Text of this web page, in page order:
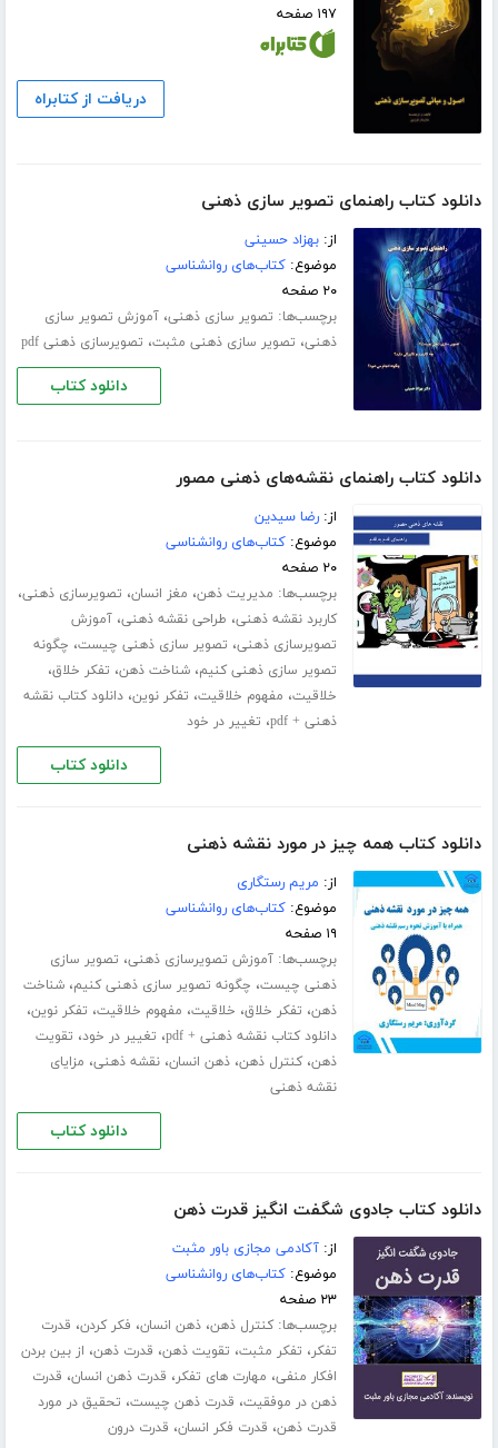
۱۹۷ صفحه
دریافت از کتابراه
دانلود کتاب راهنمای تصویر سازی ذهنی
از:بهزاد حسینی
موضوع:کتاب‌های روانشناسی
۲۰ صفحه
برچسب‌ها: تصویر سازی ذهنی،آموزش تصویر سازی
ذهنی، تصویر سازی ذهنی مثبت، تصویرسازی ذهنی pdf
دانلود کتاب
دانلود کتاب راهنمای نقشه‌های ذهنی مصور
از:رضا سیدین
موضوع:کتاب‌های روانشناسی
۲۰ صفحه
برچسب‌ها: مدیریت ذهن، مغز انسان، تصویرسازی ذهنی،
کاربرد نقشه ذهنی، طراحی نقشه ذهنی،آموزش
تصویرسازی ذهنی، تصویر سازی ذهنی چیست، چگونه
تصویر سازی ذهنی کنیم،شناخت ذهن، تفکر خلاق،
خلاقیت، مفهوم خلاقیت، تفکر نوین،دانلود کتاب نقشه
ذهنی + pdf
، تغییر در خود
دانلود کتاب
دانلود کتاب همه چیز در مورد نقشه ذهنی
از: مریم رستگاری
موضوع:کتاب‌های روانشناسی
۱۹ صفحه
برچسب‌ها:آموزش تصویرسازی ذهنی، تصویر سازی
ذهنی چیست، چگونه تصویر سازی ذهنی کنیم،شناخت
ذهن، تفکر خلاق، خلاقیت، مفهوم خلاقیت، تفکر نوین،
دانلود کتاب نقشه ذهنی + pdf ، تغییر در خود، تقویت
ذهن،کنترل ذهن،ذهن انسان،نقشه ذهنی، مزایای
نقشه ذهنی
دانلود کتاب
دانلود کتاب جادوی شگفت انگیز قدرت ذهن
از:آکادمی مجازی باور مثبت
موضوع:کتاب‌های روانشناسی
۲۳ صفحه
برچسب‌ها:کنترل ذهن،ذهن انسان، فکر کردن، قدرت
تفکر، تفکر مثبت، تقویت ذهن، قدرت ذهن، از بین بردن
افکار منفی، مهارت های تفکر، قدرت ذهن انسان، قدرت
ذهن در موفقیت، قدرت ذهن چیست، تحقیق در مورد
قدرت ذهن، قدرت فکر انسان، قدرت درون